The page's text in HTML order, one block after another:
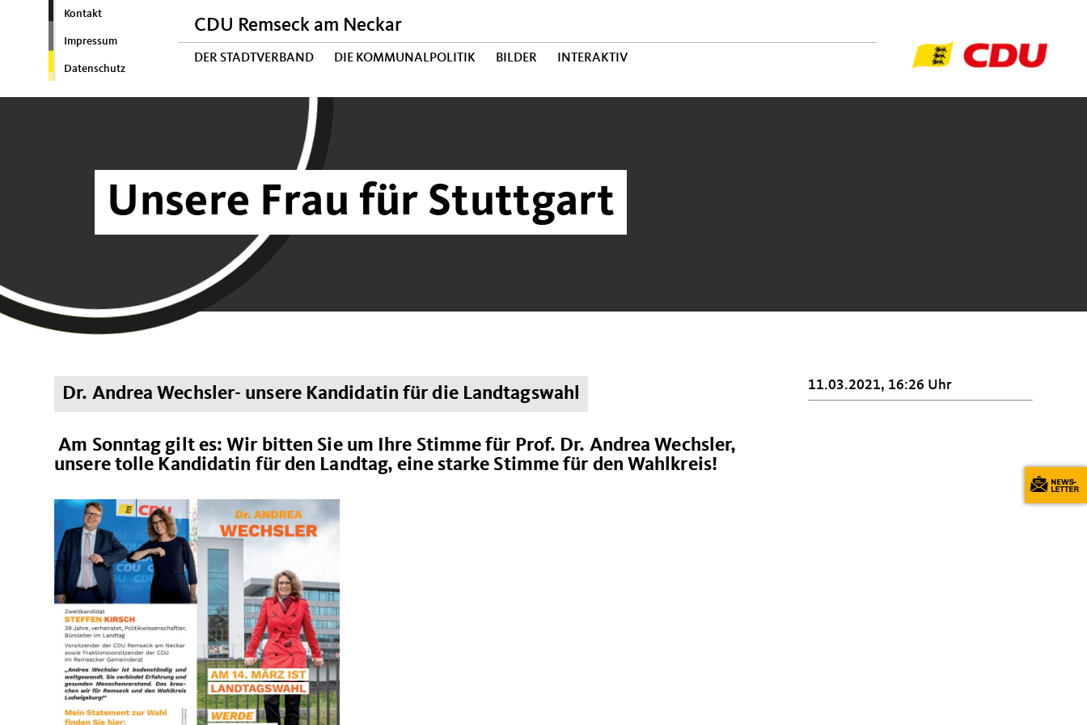
Kontakt
Impressum
Datenschutz
CDU Remseck am Neckar
DER STADTVERBAND DIE KOMMUNALPOLITIK BILDER INTERAKTIV
Unsere Frau für Stuttgart
Dr. Andrea Wechsler- unsere Kandidatin für die Landtagswahl
Am Sonntag gilt es: Wir bitten Sie um Ihre Stimme für Prof. Dr. Andrea Wechsler,
unsere tolle Kandidatin für den Landtag, eine starke Stimme für den Wahlkreis!
11.03.2021, 16:26 Uhr